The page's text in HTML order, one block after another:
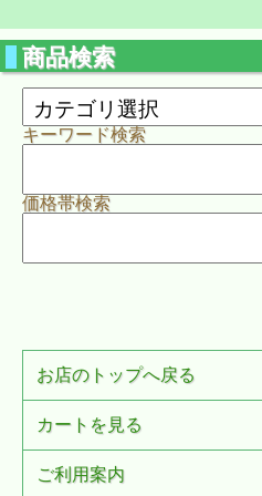
商品検索
キーワード検索
価格帯検索
お店のトップへ戻る
カートを見る
ご利用案内